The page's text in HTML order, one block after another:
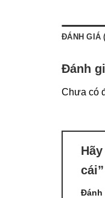
ĐÁNH GIÁ
Đánh
Chưa có
cái”
Đánh